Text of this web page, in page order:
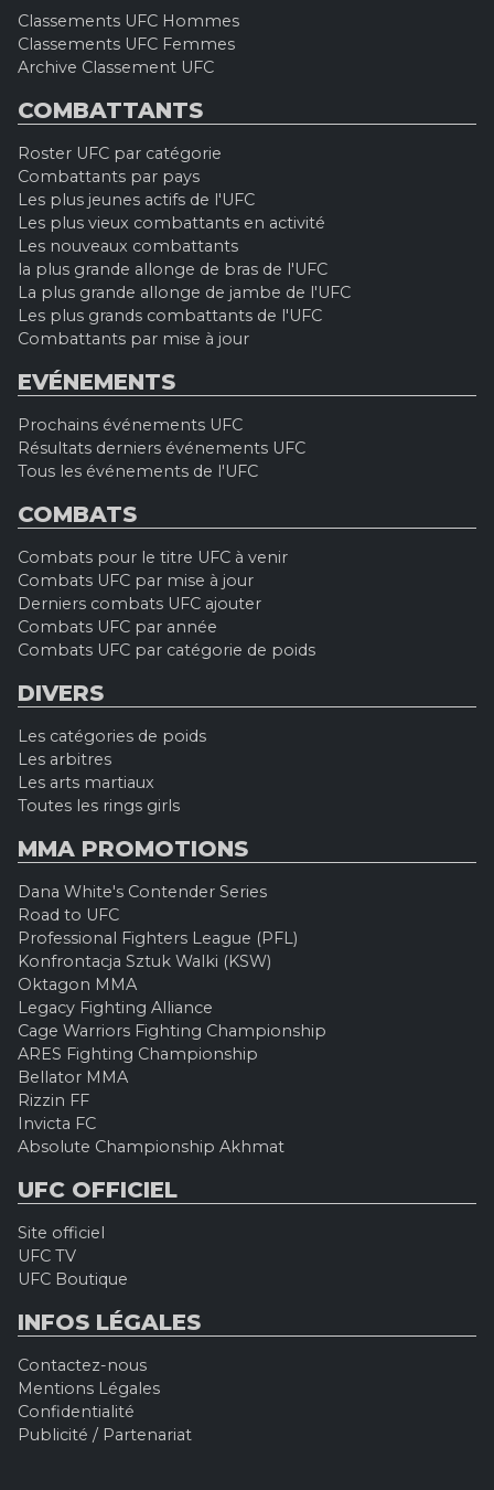
Classements UFC Hommes
Classements UFC Femmes
Archive Classement UFC
COMBATTANTS
Roster UFC par catégorie
Combattants par pays
Les plus jeunes actifs de l'UFC
Les plus vieux combattants en activité
Les nouveaux combattants
la plus grande allonge de bras de l'UFC
La plus grande allonge de jambe de l'UFC
Les plus grands combattants de l'UFC
Combattants par mise à jour
EVÉNEMENTS
Prochains événements UFC
Résultats derniers événements UFC
Tous les événements de l'UFC
COMBATS
Combats pour le titre UFC à venir
Combats UFC par mise à jour
Derniers combats UFC ajouter
Combats UFC par année
Combats UFC par catégorie de poids
DIVERS
Les catégories de poids
Les arbitres
Les arts martiaux
Toutes les rings girls
MMA PROMOTIONS
Dana White's Contender Series
Road to UFC
Professional Fighters League (PFL)
Konfrontacja Sztuk Walki (KSW)
Oktagon MMA
Legacy Fighting Alliance
Cage Warriors Fighting Championship
ARES Fighting Championship
Bellator MMA
Rizzin FF
Invicta FC
Absolute Championship Akhmat
UFC OFFICIEL
Site officiel
UFC TV
UFC Boutique
INFOS LÉGALES
Contactez-nous
Mentions Légales
Confidentialité
Publicité / Partenariat